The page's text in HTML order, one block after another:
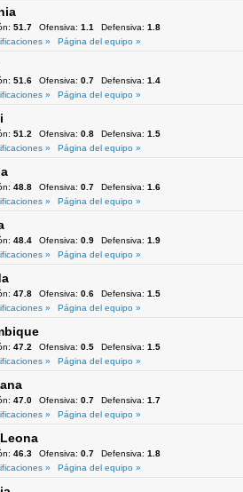
51.7 Ofensiva: 1.1 Defensiva: 1.8
»
Página del equipo »
51.6 Ofensiva: 0.7 Defensiva: 1.4
»
Página del equipo »
51.2 Ofensiva: 0.8 Defensiva: 1.5
»
Página del equipo »
48.8 Ofensiva: 0.7 Defensiva: 1.6
»
Página del equipo »
48.4 Ofensiva: 0.9 Defensiva: 1.9
»
Página del equipo »
47.8 Ofensiva: 0.6 Defensiva: 1.5
»
Página del equipo »
47.2 Ofensiva: 0.5 Defensiva: 1.5
»
Página del equipo »
47.0 Ofensiva: 0.7 Defensiva: 1.7
»
Página del equipo »
46.3 Ofensiva: 0.7 Defensiva: 1.8
»
Página del equipo »